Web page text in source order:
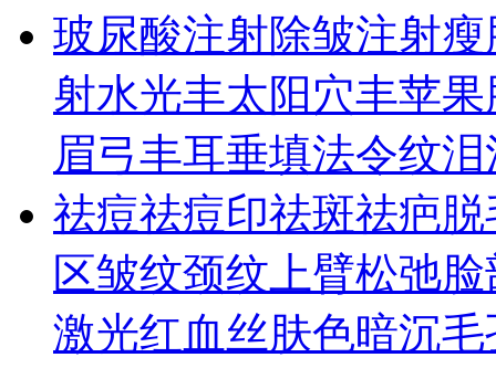
玻尿酸注射除皱注射瘦
射水光丰太阳穴丰苹果
眉弓丰耳垂填法令纹泪
祛痘祛痘印祛斑祛疤
区皱纹颈纹 上臂松弛
激光红血丝肤色暗沉毛